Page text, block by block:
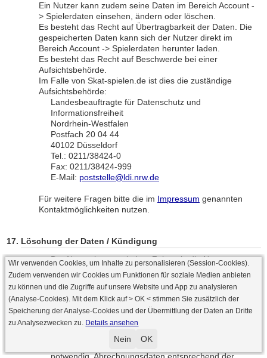
Ein Nutzer kann zudem seine Daten im Bereich Account -
> Spielerdaten einsehen, ändern oder löschen.
Es besteht das Recht auf Übertragbarkeit der Daten. Die
gespeicherten Daten kann sich der Nutzer direkt im
Bereich Account -> Spielerdaten herunter laden.
Es besteht das Recht auf Beschwerde bei einer
Aufsichtsbehörde.
Im Falle von Skat-spielen.de ist dies die zuständige
Aufsichtsbehörde:
Landesbeauftragte für Datenschutz und
Informationsfreiheit
Nordrhein-Westfalen
Postfach 20 04 44
40102 Düsseldorf
Tel.: 0211/38424-0
Fax: 0211/38424-999
E-Mail: poststelle@ldi.nrw.de
Für weitere Fragen bitte die im Impressum genannten
Kontaktmöglichkeiten nutzen.
Löschung der Daten / Kündigung
Der Nutzer kann zu jedem Zeitpunkt die Nutzung
seiner personenbezogenen Daten widersprechen und
Spieleraccounts erwirken. Dazu loggt sich der Nutzer
mit seinen Zugangsdaten im Bereich Account /
Spielerdaten ein und kann dort anschließend seinen
Spieleraccount löschen.
Wir verwenden Cookies, um Inhalte zu personalisieren (Session-Cookies).
Zudem verwenden wir Cookies um Funktionen für soziale Medien anbieten
zu können und die Zugriffe auf unsere Website und App zu analysieren
(Analyse-Cookies). Mit dem Klick auf> OK < stimmen Sie zusätzlich der
Speicherung der Analyse-Cookies und der Übermittlung der Daten an Dritte
zu Analysezwecken zu. Details ansehen
Nein OK